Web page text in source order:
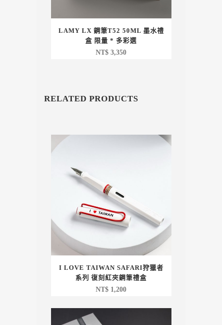
LAMY LX 鋼筆T52 50ML 墨水禮
盒 限量 * 多彩選
NT$ 3,350
RELATED PRODUCTS
I LOVE TAIWAN SAFARI狩獵者
系列 復刻紅夾鋼筆禮盒
NT$ 1,200